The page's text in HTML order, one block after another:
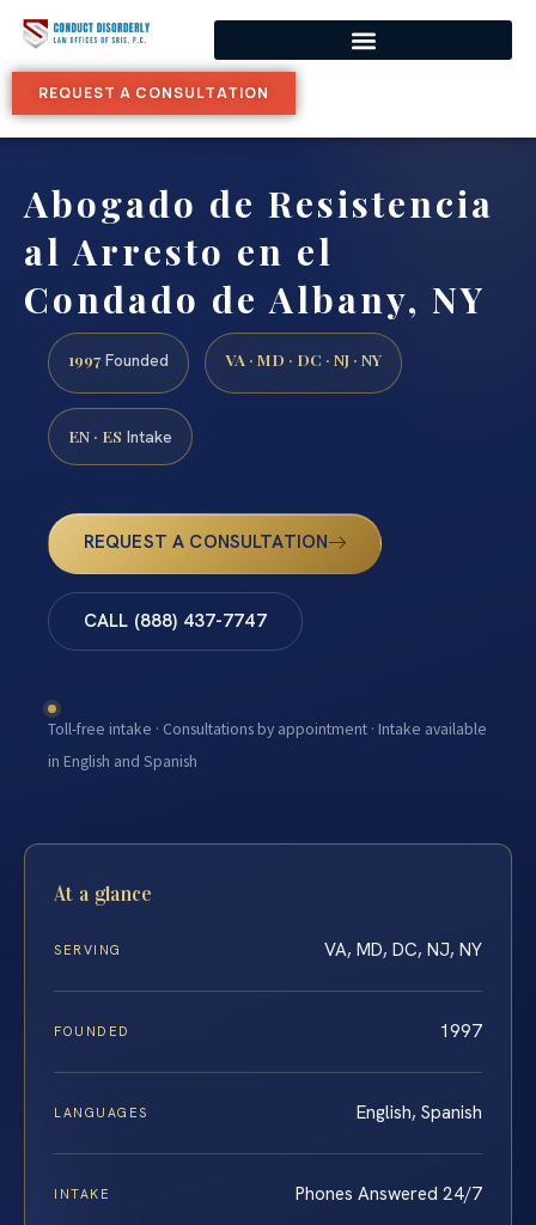
REQUEST A CONSULTATION
Abogado de Resistencia
al Arresto en el
Condado de Albany, NY
1997 Founded VA · MD · DC · NJ · NY
EN · ES Intake
REQUEST A CONSULTATION
CALL (888) 437-7747
Toll-free intake · Consultations by appointment · Intake available
in English and Spanish
At a glance
SERVING VA, MD, DC, NJ, NY
FOUNDED 1997
LANGUAGES English, Spanish
INTAKE Phones Answered 24/7